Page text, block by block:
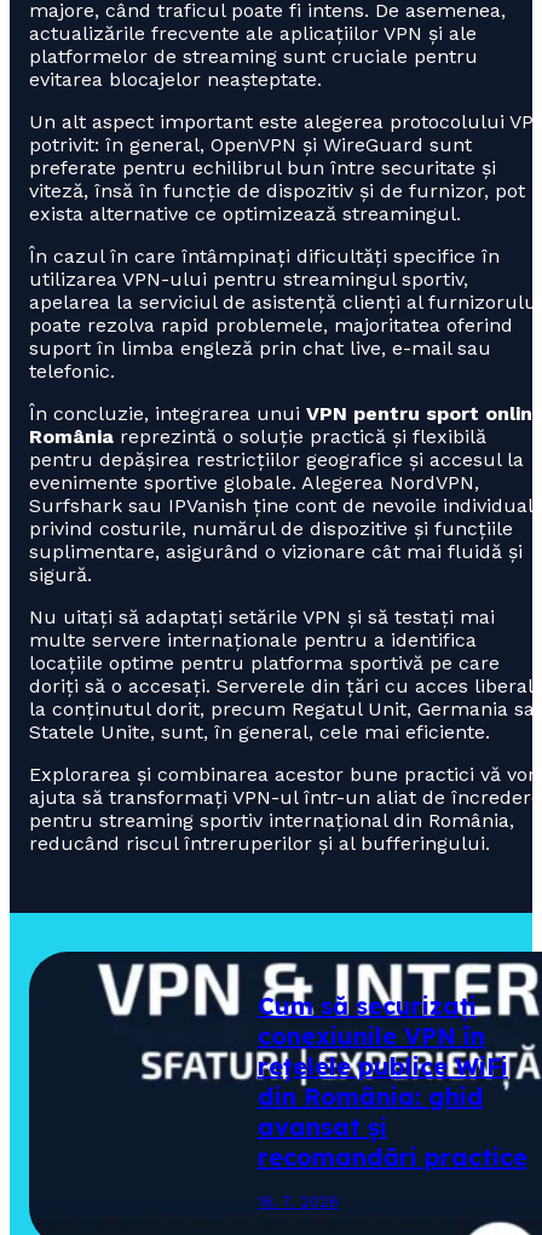
majore, când traficul poate fi intens. De asemenea,
actualizările frecvente ale aplicațiilor VPN și ale
platformelor de streaming sunt cruciale pentru
evitarea blocajelor neașteptate.
Un alt aspect important este alegerea protocolului
potrivit: în general, OpenVPN și WireGuard sunt
preferate pentru echilibrul bun între securitate și
viteză, însă în funcție de dispozitiv și de furnizor, pot
exista alternative ce optimizează streamingul.
În cazul în care întâmpinați dificultăți specifice în
utilizarea VPN-ului pentru streamingul sportiv,
apelarea la serviciul de asistență clienți al furnizorului
poate rezolva rapid problemele, majoritatea oferind
suport în limba engleză prin chat live, e-mail sau
telefonic.
În concluzie, integrarea unui VPN pentru sport
România reprezintă o soluție practică și flexibilă
pentru depășirea restricțiilor geografice și accesul la
evenimente sportive globale. Alegerea NordVPN,
Surfshark sau IPVanish ține cont de nevoile
privind costurile, numărul de dispozitive și funcțiile
suplimentare, asigurând o vizionare cât mai fluidă și
sigură.
Nu uitați să adaptați setările VPN și să testați mai
multe servere internaționale pentru a identifica
locațiile optime pentru platforma sportivă pe care
doriți să o accesați. Serverele din țări cu acces liberal
la conținutul dorit, precum Regatul Unit, Germania
Statele Unite, sunt, în general, cele mai eficiente.
Explorarea și combinarea acestor bune practici vă vor
ajuta să transformați VPN-ul într-un aliat de încredere
pentru streaming sportiv internațional din România,
reducând riscul întreruperilor și al bufferingului.
Cum să securizați
conexiunile VPN în
rețelele publice WiFi
din România: ghid
avansat și
recomandări practice
16. 7. 2026